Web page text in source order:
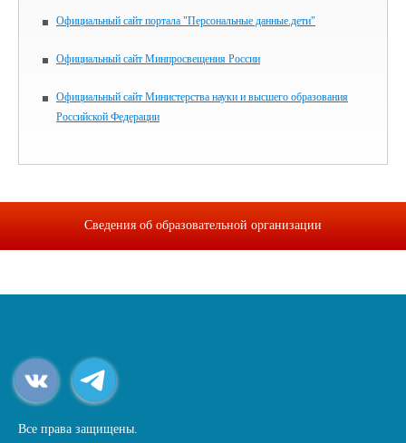
Официальный сайт портала "Персональные данные.дети"
Официальный сайт Минпросвещения России
Официальный сайт Министерства науки и высшего образования
Российской Федерации
Сведения об образовательной организации
Все права защищены.